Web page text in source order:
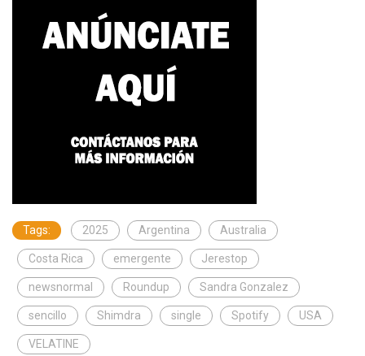
Tags: 2025 Argentina Australia
Costa Rica emergente Jerestop
newsnormal Roundup Sandra Gonzalez
sencillo Shimdra single Spotify USA
VELATINE